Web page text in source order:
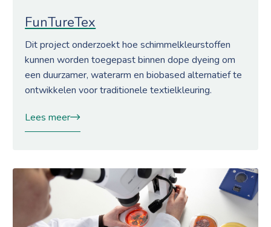
FunTureTex
Dit project onderzoekt hoe schimmelkleurstoffen
kunnen worden toegepast binnen dope dyeing om
een duurzamer, waterarm en biobased alternatief te
ontwikkelen voor traditionele textielkleuring.
Lees meer